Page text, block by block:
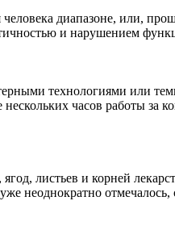
диапазоне, или,
и нарушением
технологиями или
часов работы за
листьев и корней
неоднократно